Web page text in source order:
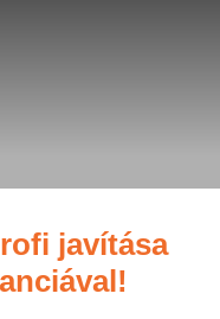
javítása